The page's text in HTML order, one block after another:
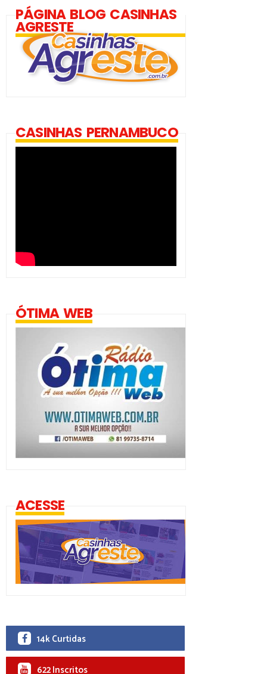
PÁGINA BLOG CASINHAS
AGRESTE
CASINHAS PERNAMBUCO
ÓTIMA WEB
ACESSE
14k Curtidas
622 Inscritos